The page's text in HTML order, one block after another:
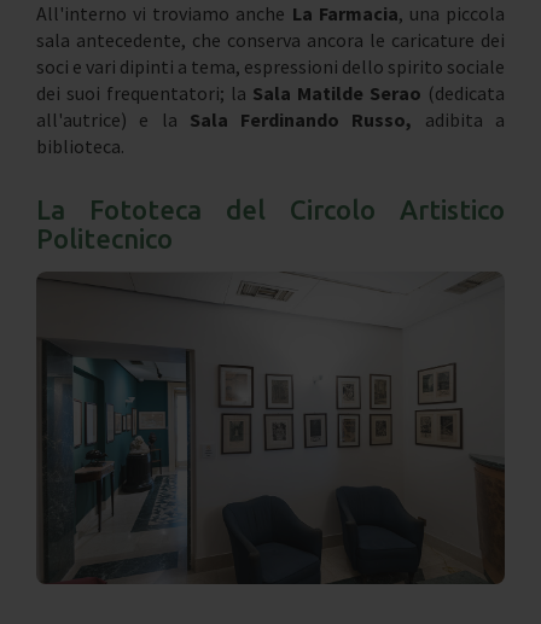
All'interno vi troviamo anche La Farmacia, una piccola
sala antecedente, che conserva ancora le caricature dei
soci e vari dipinti a tema, espressioni dello spirito sociale
dei suoi frequentatori; la Sala Matilde Serao (dedicata
all'autrice) e la Sala Ferdinando Russo, adibita a
biblioteca.
La Fototeca del Circolo Artistico
Politecnico